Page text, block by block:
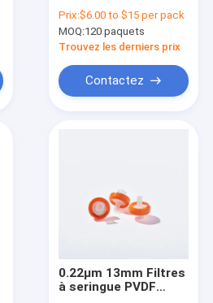
μm pour la
préfiltration
d'échantillons par
Prix:$6.00 to $15 per pack
MOQ:120 paquets
Trouvez les derniers prix
Contactez
0.22μm 13mm Filtres
à seringue PVDF